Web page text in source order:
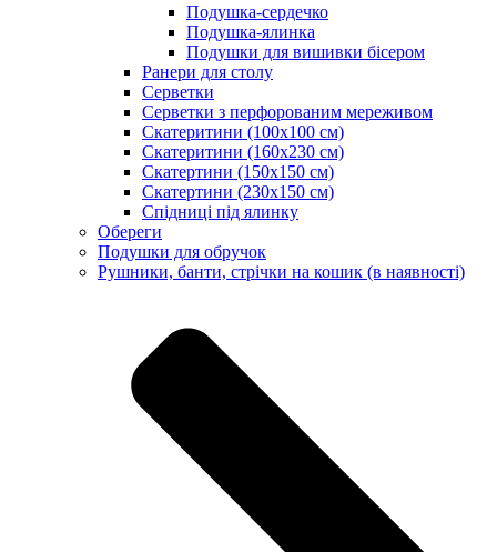
Подушка-сердечко
Подушка-ялинка
Подушки для вишивки бісером
Ранери для столу
Серветки
Серветки з перфорованим мереживом
Скатеритини (100х100 см)
Скатеритини (160х230 см)
Скатертини (150х150 см)
Скатертини (230х150 см)
Спідниці під ялинку
Обереги
Подушки для обручок
Рушники, банти, стрічки на кошик (в наявності)